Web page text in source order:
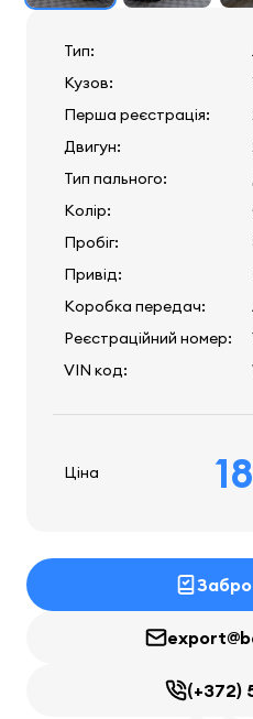
Тип:
Кузов:
Перша реєстрація:
Двигун:
Тип пального:
Колір:
Пробіг:
Привід:
Коробка передач:
Реєстраційний номер:
VIN код:
Ціна
(+372)